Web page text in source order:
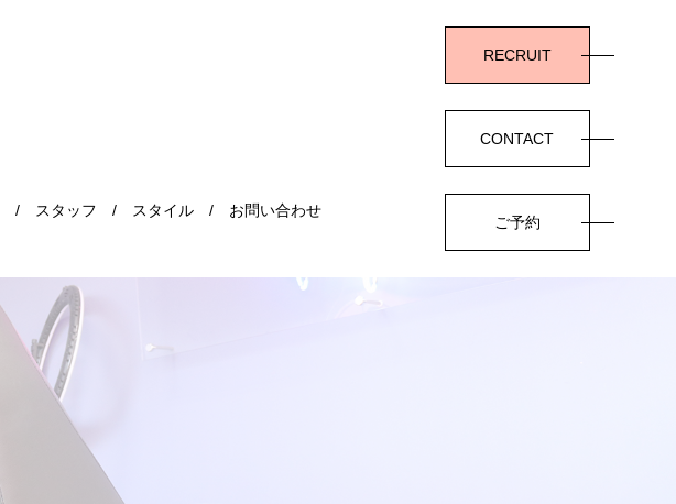
RECRUIT
CONTACT
ご予約
スタッフ スタイル お問い合わせ